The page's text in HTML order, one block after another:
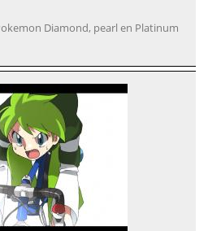
Diamond, pearl en Platinum